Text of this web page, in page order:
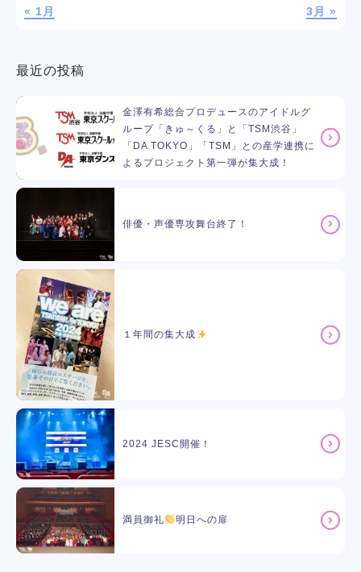
« 1月 3月 »
最近の投稿
金澤有希総合プロデュースのアイドルグ
ループ「きゅ～くる」と「TSM渋谷」
「DA TOKYO」「TSM」との産学連携に
よるプロジェクト第一弾が集大成！
俳優・声優専攻舞台終了！
１年間の集大成
2024 JESC開催！
満員御礼 明日への扉